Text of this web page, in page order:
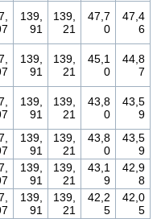
139,
91
139,
21
47,7
0
47,4
6
139,
91
139,
21
45,1
0
44,8
7
139,
91
139,
21
43,8
0
43,5
9
139,
91
139,
21
43,8
0
43,5
9
139,
91
139,
21
43,1
9
42,9
8
139,
91
139,
21
42,2
5
42,0
5